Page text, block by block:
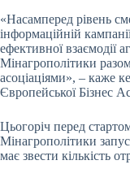
«Насамперед рівень
інформаційній
ефективної взаємодії
Мінагрополітики
асоціаціями», – каже
Європейської Бізнес
Цьогоріч перед
Мінагрополітики
має звести кількість